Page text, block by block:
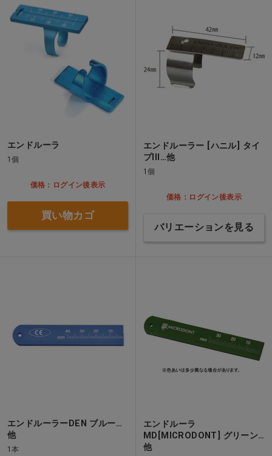
エンドルーラ
1個
価格：ログイン後表示
買い物カゴ
エンドルーラー [ハニル] タイ
プIII…他
1個
価格：ログイン後表示
バリエーションを見る
エンドルーラーDEN ブルー…
他
1本
エンドルーラ
MD[MICRODONT] グリーン…
他